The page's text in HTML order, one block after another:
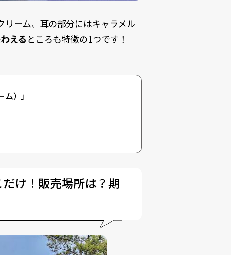
ーム、耳の部分にはキャラメル
えるところも特徴の1つです！
） 」
だけ！販売場所は？期